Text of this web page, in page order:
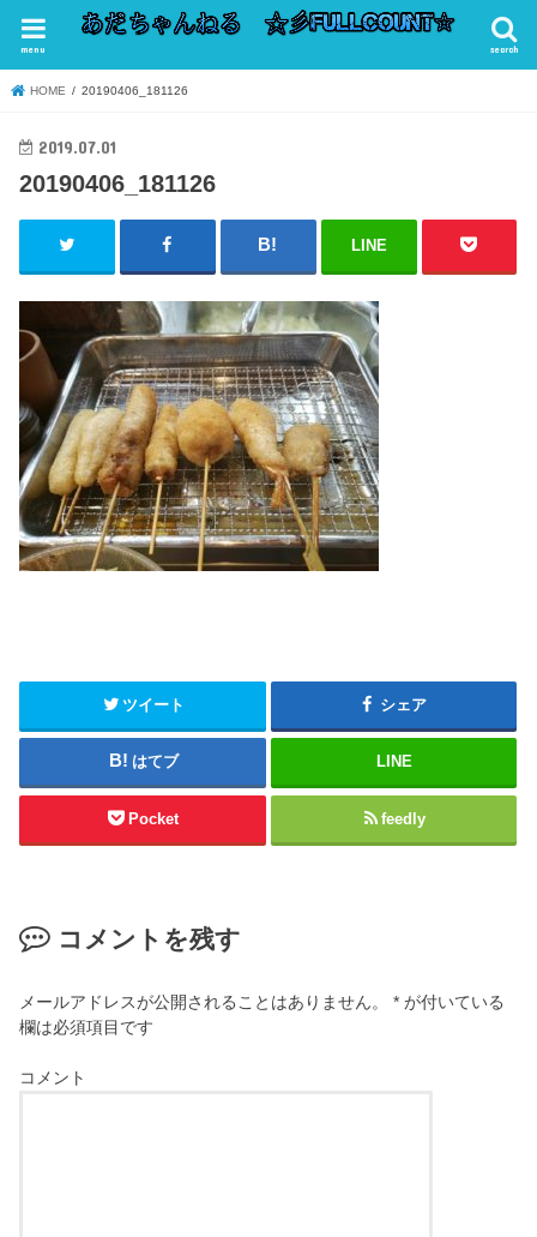
search
menu
HOME 20190406_181126
2019.07.01
20190406_181126
LINE
ツイート シェア
はてブ LINE
Pocket feedly
コメントを残す
メールアドレスが公開されることはありません。 * が付いている
欄は必須項目です
コメント